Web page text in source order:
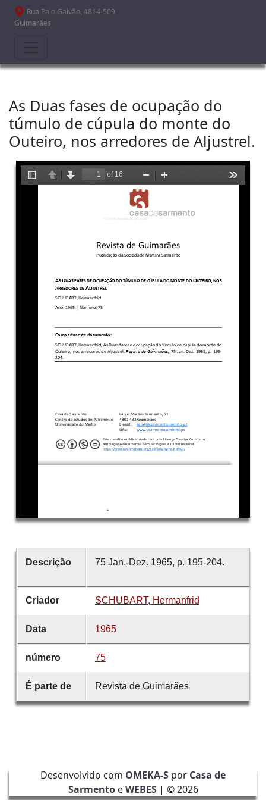
Passar para o conteúdo principal
Rua Paio Galvão, 4814-509
Guimarães
As Duas fases de ocupação do
túmulo de cúpula do monte do
Outeiro, nos arredores de Aljustrel.
Descrição 75 Jan.-Dez. 1965, p. 195-204.
Criador SCHUBART, Hermanfrid
Data 1965
número 75
É parte de Revista de Guimarães
Desenvolvido com OMEKA-S por Casa de
SarmentoeWEBES| ©2026